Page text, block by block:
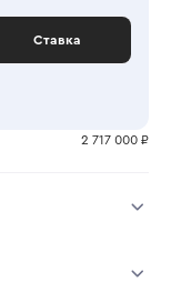
Ставка
2 717 000 ₽